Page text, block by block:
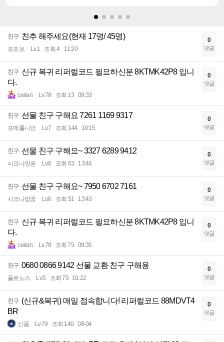
친구 친추 해주세요(현재 17명/ 45명)
포초보 Lv.1 조회 4 11:20
0
댓글
친구 신규 복귀 리퍼럴코드 필요하신분 8KTMK42P8 입니
다.
ceiran Lv.78 조회 13 09:33
0
댓글
친구 선물 친구 구해요 7261 1169 9317
포메롤니안 Lv.7 조회 144 19:15
0
댓글
친구 선물 친구 구해요~ 3327 6289 9412
시크나망꿍 Lv.6 조회 63 13:44
0
댓글
친구 선물 친구 구해요~ 7950 6702 7161
시크나망꿍 Lv.6 조회 51 13:43
0
댓글
친구 신규 복귀 리퍼럴코드 필요하신분 8KTMK42P8 입니
다.
ceiran Lv.78 조회 75 09:35
0
댓글
친구 0680 0866 9142 선물 교환 친구 구해용
폴로노스 Lv.5 조회 75 01:22
0
댓글
친구 (신규&복귀) 매일 접속합니다! 리퍼럴코드 88MDVT4
BR
신품 Lv.79 조회 140 08-04
0
댓글